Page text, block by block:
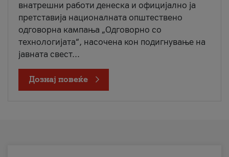
внатрешни работи денеска и официјално ја
претставија националната општествено
одговорна кампања „Одговорно со
технологијата“, насочена кон подигнување на
јавната свест...
Дознај повеќе